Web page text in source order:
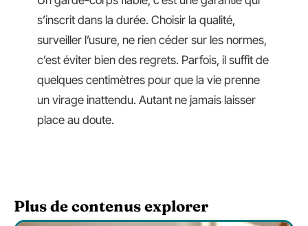
s’inscrit dans la durée. Choisir la qualité,
surveiller l’usure, ne rien céder sur les normes,
c’est éviter bien des regrets. Parfois, il suffit de
quelques centimètres pour que la vie prenne
un virage inattendu. Autant ne jamais laisser
place au doute.
Plus de contenus explorer